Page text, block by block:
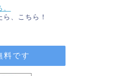
、こちら！
料です